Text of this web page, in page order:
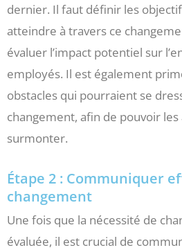
dernier. Il faut définir les
atteindre à travers ce
évaluer l’impact potentiel sur
employés. Il est également
obstacles qui pourraient se
changement, afin de pouvoir
surmonter.
Étape 2 : Communiquer
changement
Une fois que la nécessité de
évaluée, il est crucial de